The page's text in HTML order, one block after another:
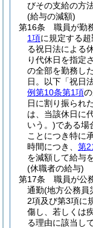
びその支給の方
(給与の減額)
第16条
職員が勤
1項に規定する超
る祝日法による
り代休日を指定
の全部を勤務し
日。以下「祝日
例第10条第1項
日に割り振られ
は、当該休日に
いう。)である場
ことにつき特に
時間につき、 第
を減額して給与
(休職者の給与)
第17条
職員が公
通勤(地方公務員
2項及び第3項に
傷し、若しくは
る理由に該当し